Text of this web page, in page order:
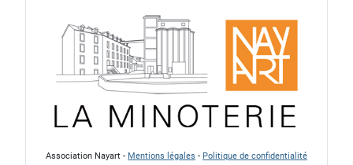
Association Nayart - Mentions légales - Politique de confidentialité